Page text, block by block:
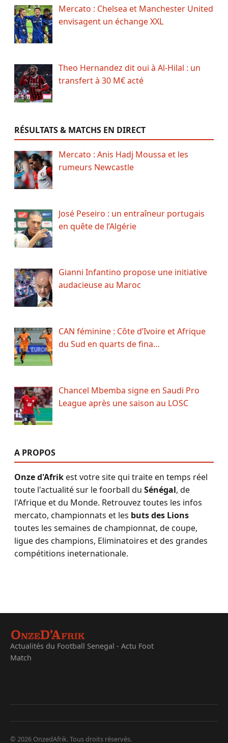
Mercato : Chelsea et Manchester United
envisagent un échange XXL
Theo Hernandez dit oui à Al-Hilal : un
transfert à 30 M€ acté
RÉSULTATS & MATCHS EN DIRECT
Mercato : Anis Hadj Moussa et les
rumeurs Newcastle
José Peseiro : un entraîneur portugais
en quête de l’Algérie
Gianni Infantino propose une initiative
audacieuse au Maroc
CAN féminine : Côte d’Ivoire et Afrique
du Sud en quarts de fina…
Chancel Mbemba signe en Saudi Pro
League après une saison au LOSC
A PROPOS
Onze d'Afrikest votre site qui traite en temps réel
toute l'actualité sur le foorball du Sénégal, de
l'Afrique et du Monde. Retrouvez toutes les infos
mercato, championnats et les buts des Lions
toutes les semaines de championnat, de coupe,
ligue des champions, Eliminatoires et des grandes
compétitions ineternationale.
Actualités du Football Senegal - Actu Foot
Match
© 2026 OnzedAfrik. Tous droits réservés.